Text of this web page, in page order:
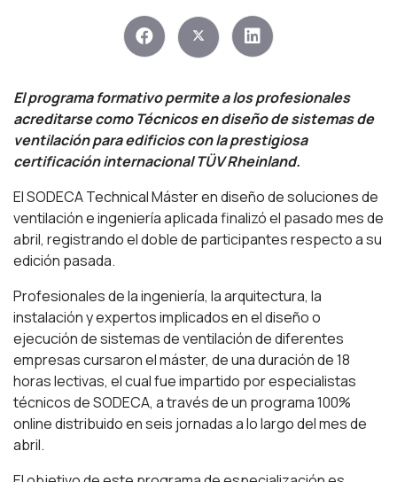
El programa formativo permite a los profesionales
acreditarse como Técnicos en diseño de sistemas de
ventilación para edificios con la prestigiosa
certificación internacional TÜV Rheinland.
El SODECA Technical Máster en diseño de soluciones de
ventilación e ingeniería aplicada finalizó el pasado mes de
abril, registrando el doble de participantes respecto a su
edición pasada.
Profesionales de la ingeniería, la arquitectura, la
instalación y expertos implicados en el diseño o
ejecución de sistemas de ventilación de diferentes
empresas cursaron el máster, de una duración de 18
horas lectivas, el cual fue impartido por especialistas
técnicos de SODECA, a través de un programa 100%
online distribuido en seis jornadas a lo largo del mes de
abril.